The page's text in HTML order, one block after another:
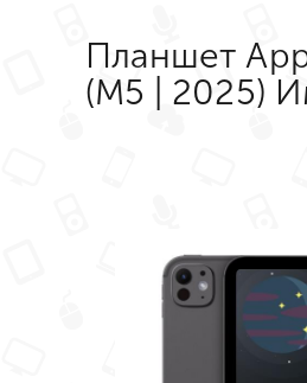
Планшет
(M5 | 2025)